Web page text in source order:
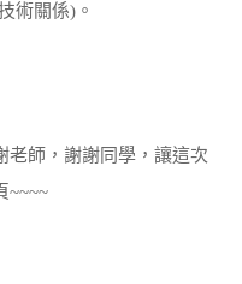
術關係)。
老師，謝謝同學，讓這次
~~~~